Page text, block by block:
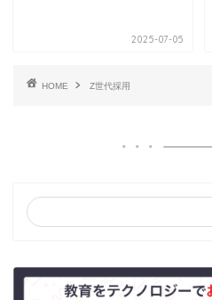
2025-07-05
HOME Z世代採用